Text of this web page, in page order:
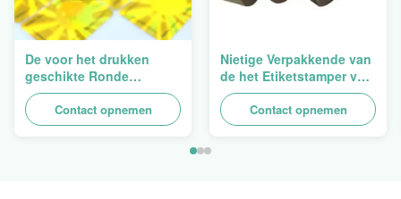
De voor het drukken
geschikte Ronde
Verpakkende
Holografische
Zelfklevende Bladen van
Contact opnemen
Nietige Verpakkende van
de het Etiketstamper van
de Hologramveiligheid
Duidelijke het
Hologramsticker Logo
Contact opnemen